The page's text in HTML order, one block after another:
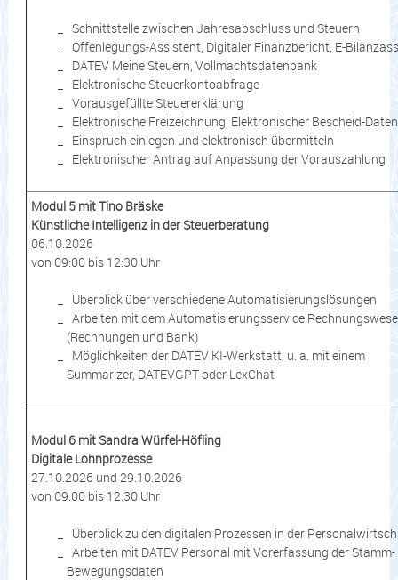
Schnittstelle zwischen Jahresabschluss und Steuern
Offenlegungs-Assistent, Digitaler Finanzbericht, E-
DATEV Meine Steuern, Vollmachtsdatenbank
Elektronische Steuerkontoabfrage
Vorausgefüllte Steuererklärung
Elektronische Freizeichnung, Elektronischer Bescheid-
Einspruch einlegen und elektronisch übermitteln
Elektronischer Antrag auf Anpassung der Vorauszahlung
Modul 5 mit Tino Bräske
Künstliche Intelligenz in der Steuerberatung
06.10.2026
von 09:00 bis 12:30 Uhr
Überblick über verschiedene Automatisierungslösungen
Arbeiten mit dem Automatisierungsservice
(Rechnungen und Bank)
Möglichkeiten der DATEV KI-Werkstatt, u. a. mit einem
Summarizer, DATEVGPT oder LexChat
Modul 6 mit Sandra Würfel-Höfling
Digitale Lohnprozesse
27.10.2026 und 29.10.2026
von 09:00 bis 12:30 Uhr
Überblick zu den digitalen Prozessen in der
Arbeiten mit DATEV Personal mit Vorerfassung der
Bewegungsdaten